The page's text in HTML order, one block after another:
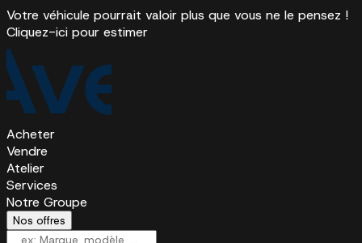
Votre véhicule pourrait valoir plus que vous ne le pensez !
Cliquez-ici pour estimer
Acheter
Vendre
Atelier
Services
Notre Groupe
Nos offres